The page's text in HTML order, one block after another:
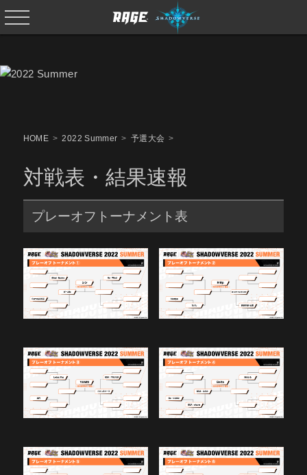
HOME 2022 Summer 予選大会
対戦表・結果速報
プレーオフトーナメント表